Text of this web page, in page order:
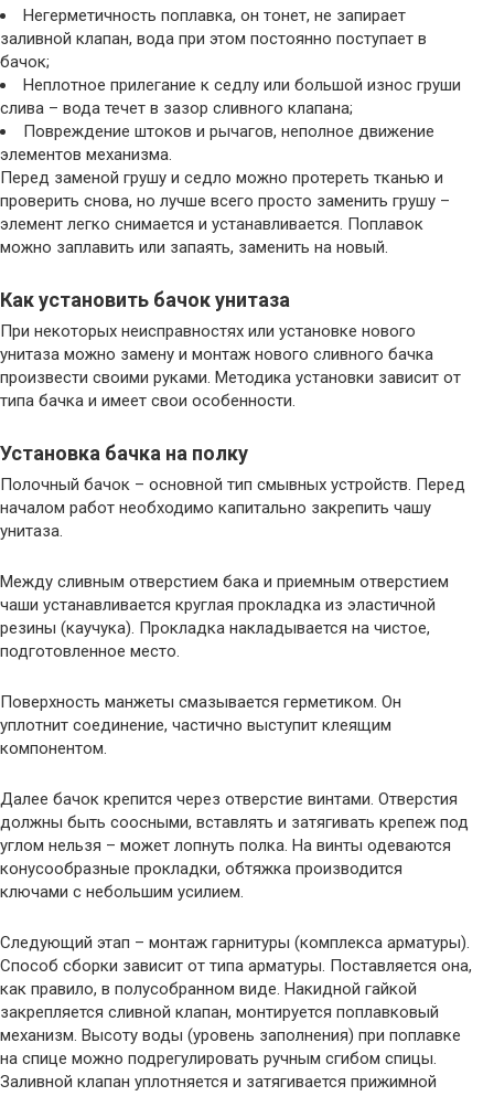
Негерметичность поплавка, он тонет, не запирает
заливной клапан, вода при этом постоянно поступает в
бачок;
Неплотное прилегание к седлу или большой износ груши
слива – вода течет в зазор сливного клапана;
Повреждение штоков и рычагов, неполное движение
элементов механизма.
Перед заменой грушу и седло можно протереть тканью и
проверить снова, но лучше всего просто заменить грушу –
элемент легко снимается и устанавливается. Поплавок
можно заплавить или запаять, заменить на новый.
Как установить бачок унитаза
При некоторых неисправностях или установке нового
унитаза можно замену и монтаж нового сливного бачка
произвести своими руками. Методика установки зависит от
типа бачка и имеет свои особенности.
Установка бачка на полку
Полочный бачок – основной тип смывных устройств. Перед
началом работ необходимо капитально закрепить чашу
унитаза.
Между сливным отверстием бака и приемным отверстием
чаши устанавливается круглая прокладка из эластичной
резины (каучука). Прокладка накладывается на чистое,
подготовленное место.
Поверхность манжеты смазывается герметиком. Он
уплотнит соединение, частично выступит клеящим
компонентом.
Далее бачок крепится через отверстие винтами. Отверстия
должны быть соосными, вставлять и затягивать крепеж под
углом нельзя – может лопнуть полка. На винты одеваются
конусообразные прокладки, обтяжка производится
ключами с небольшим усилием.
Следующий этап – монтаж гарнитуры (комплекса арматуры).
Способ сборки зависит от типа арматуры. Поставляется она,
как правило, в полусобранном виде. Накидной гайкой
закрепляется сливной клапан, монтируется поплавковый
механизм. Высоту воды (уровень заполнения) при поплавке
на спице можно подрегулировать ручным сгибом спицы.
Заливной клапан уплотняется и затягивается прижимной